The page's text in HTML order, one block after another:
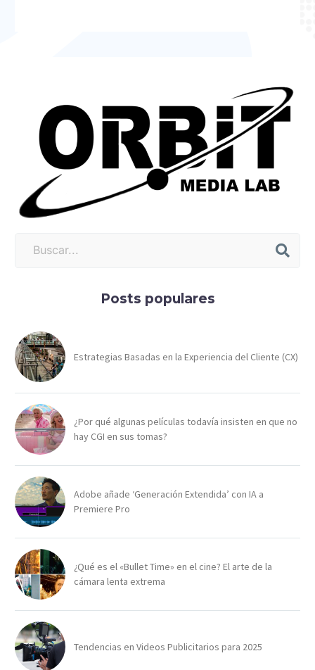
Posts populares
Estrategias Basadas en la Experiencia del Cliente (CX)
¿Por qué algunas películas todavía insisten en que no
hay CGI en sus tomas?
Adobe añade ‘Generación Extendida’ con IA a
Premiere Pro
¿Qué es el «Bullet Time» en el cine? El arte de la
cámara lenta extrema
Tendencias en Videos Publicitarios para 2025